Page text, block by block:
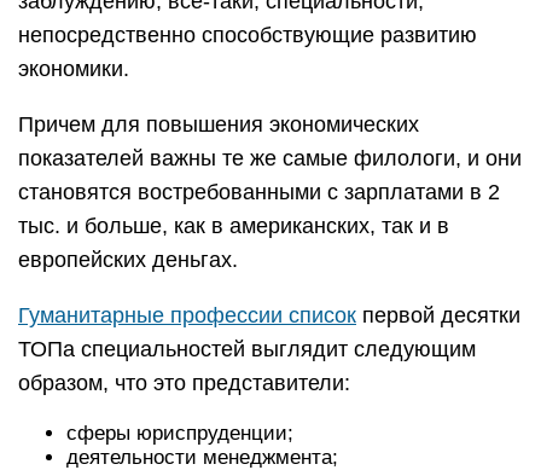
непосредственно способствующие развитию
экономики.
Причем для повышения экономических
показателей важны те же самые филологи, и они
становятся востребованными с зарплатами в 2
тыс. и больше, как в американских, так и в
европейских деньгах.
Гуманитарные профессии список первой десятки
ТОПа специальностей выглядит следующим
образом, что это представители:
сферы юриспруденции;
деятельности менеджмента;